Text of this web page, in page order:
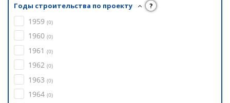
Годы строительства по проекту ?
1959 (0)
1960 (0)
1961 (0)
1962 (0)
1963 (0)
1964 (0)